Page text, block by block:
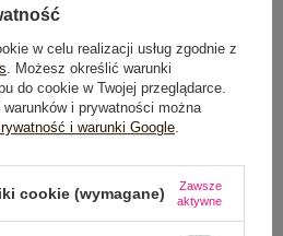
DOSTĘPNOŚCI
w celu realizacji usług zgodnie z
. Możesz określić warunki
do cookie w Twojej przeglądarce.
i prywatności można
i warunki Google.
cookie (wymagane)
Zawsze
aktywne